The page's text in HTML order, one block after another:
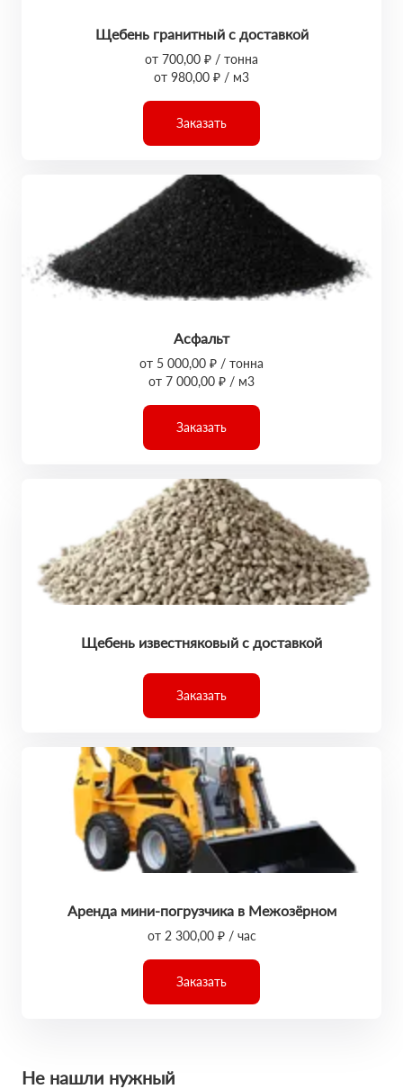
Щебень гранитный с доставкой
от 700,00 ₽ / тонна
от 980,00 ₽ / м3
Заказать
Асфальт
от 5 000,00 ₽ / тонна
от 7 000,00 ₽ / м3
Заказать
Щебень известняковый с доставкой
Заказать
Аренда мини-погрузчика в Межозёрном
от 2 300,00 ₽ / час
Заказать
Не нашли нужный